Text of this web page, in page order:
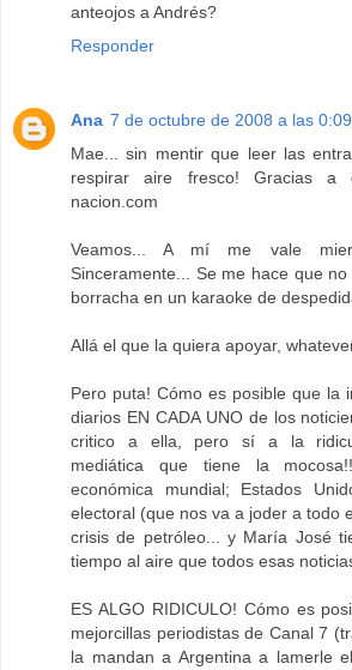
anteojos a Andrés?
Responder
Ana 7 de octubre de 2008 a las 0:09
Mae... sin mentir que leer las
respirar aire fresco! Gracias a
nacion.com
Veamos... A mí me vale
Sinceramente... Se me hace que
borracha en un karaoke de
Allá el que la quiera apoyar,
Pero puta! Cómo es posible que la
diarios EN CADA UNO de los
critico a ella, pero sí a la
mediática que tiene la
económica mundial; Estados
electoral (que nos va a joder a todo
crisis de petróleo... y María José
tiempo al aire que todos esas
ES ALGO RIDICULO! Cómo es
mejorcillas periodistas de Canal 7
la mandan a Argentina a lamerle